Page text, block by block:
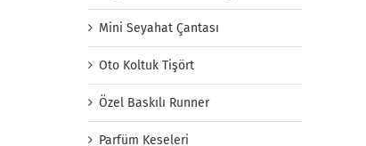
Mini Seyahat Çantası
Oto Koltuk Tişört
Özel Baskılı Runner
Parfüm Keseleri